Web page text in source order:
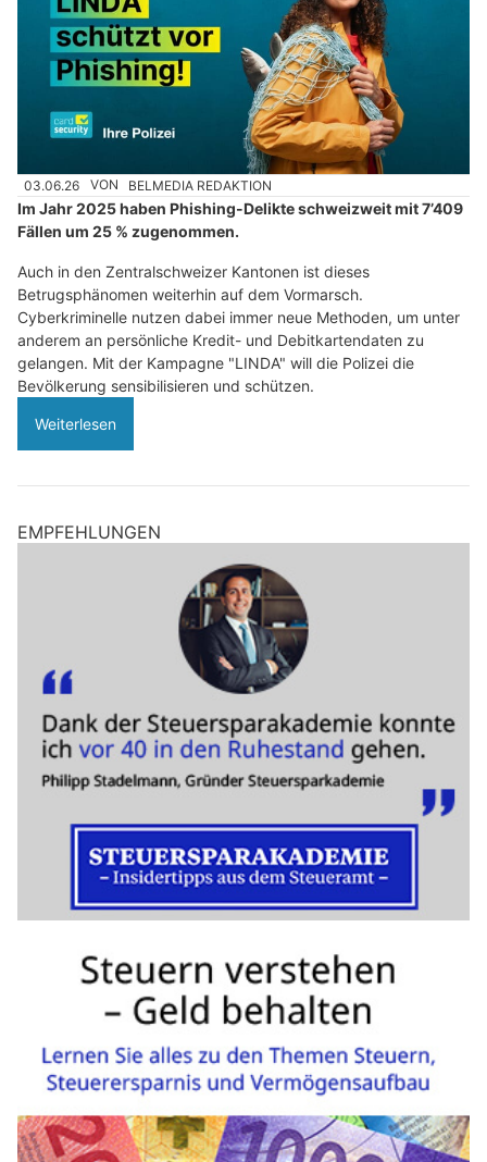
03.06.26 VON BELMEDIA REDAKTION
Im Jahr 2025 haben Phishing-Delikte schweizweit mit 7’409
Fällen um 25 % zugenommen.
Auch in den Zentralschweizer Kantonen ist dieses
Betrugsphänomen weiterhin auf dem Vormarsch.
Cyberkriminelle nutzen dabei immer neue Methoden, um unter
anderem an persönliche Kredit- und Debitkartendaten zu
gelangen. Mit der Kampagne "LINDA" will die Polizei die
Bevölkerung sensibilisieren und schützen.
Weiterlesen
EMPFEHLUNGEN